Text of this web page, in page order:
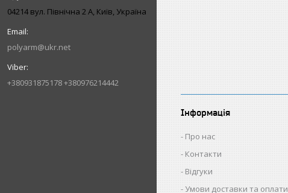
04214 вул. Північна 2 А, Київ, Україна
polyarm@ukr.net
+380931875178 +380976214442
Інформація
Про нас
Контакти
Відгуки
Умови доставки та оплати